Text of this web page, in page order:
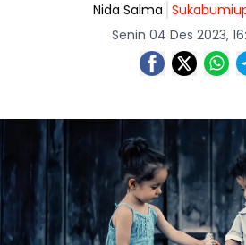
Nida Salma
Senin 04 Des 2023,